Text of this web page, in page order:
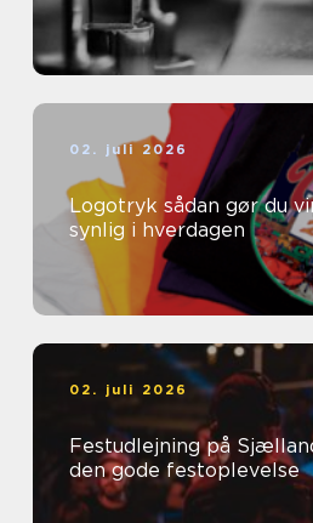
02. juli 2026
Logotryk sådan gør du virksomheden
synlig i hverdagen
02. juli 2026
Festudlejning på
den gode festoplevelse